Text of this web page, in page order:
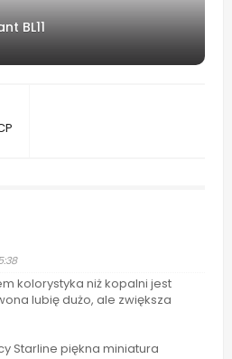
BL11
kolorystyka niż kopalni jest
lubię dużo, ale zwiększa
Starline piękna miniatura